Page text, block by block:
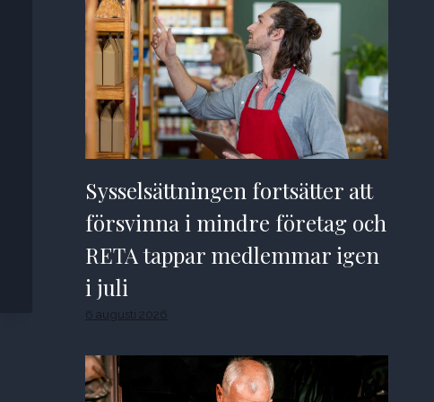
Sysselsättningen fortsätter att
försvinna i mindre företag och
RETA tappar medlemmar igen
i juli
6 augusti 2026